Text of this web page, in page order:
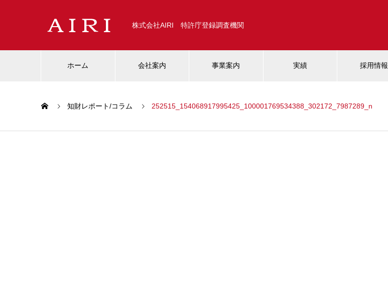
株式会社AIRI 特許庁登録調査機関
ホーム 会社案内 事業案内 実績 採用情報
知財レポート/コラム 252515_154068917995425_100001769534388_302172_7987289_n